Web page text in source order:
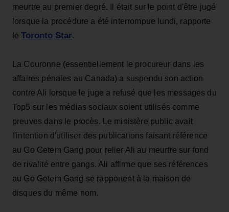
meurtre au premier degré. Il était sur le point d'être jugé
lorsque la procédure a été interrompue lundi, rapporte
leToronto Star.
La Couronne (essentiellement le procureur dans les
affaires pénales au Canada) a suspendu son action
contre Ali lorsque le juge a refusé que les messages du
Top5 sur les médias sociaux soient utilisés comme
preuves dans le procès. Le ministère public avait
l'intention d'utiliser des publications faisant référence
au Go Getem Gang pour relier Ali au meurtre sur fond
de rivalité entre gangs. Ali affirme que ses références
au Go Getem Gang se rapportent à la maison de
disques du même nom.